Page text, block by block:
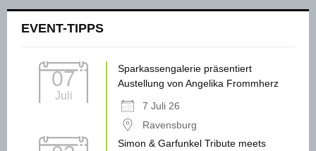
EVENT-TIPPS
07
Juli
Sparkassengalerie präsentiert
Austellung von Angelika Frommherz
7 Juli 26
Ravensburg
Simon & Garfunkel Tribute meets